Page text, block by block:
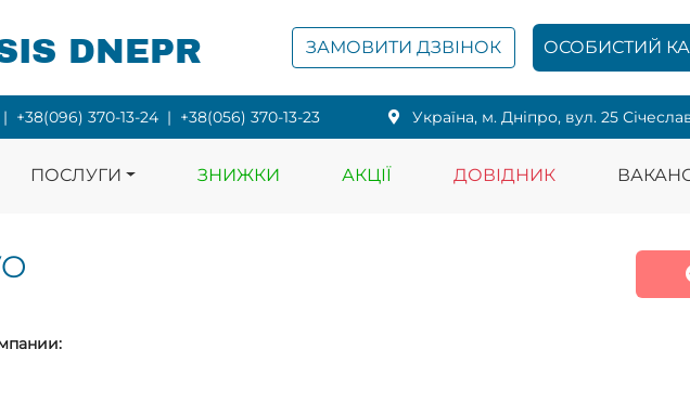
DNEPR ЗАМОВИТИ ДЗВІНОК ОСОБИСТИЙ
| +38(096) 370-13-24 | +38(056) 370-13-23 Українa, м. Дніпро, вул. 25
ПОСЛУГИ ЗНИЖКИ АКЦІЇ ДОВІДНИК